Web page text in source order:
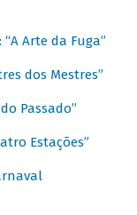
Arte da Fuga”
dos Mestres”
Passado”
Estações”